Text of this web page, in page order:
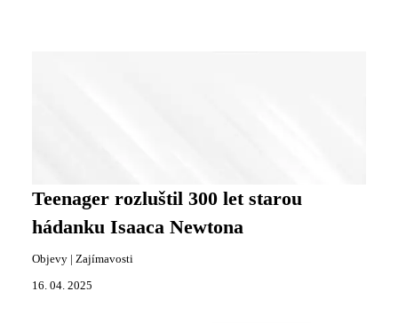
Teenager rozluštil 300 let starou
hádanku Isaaca Newtona
Objevy Zajímavosti
16. 04. 2025